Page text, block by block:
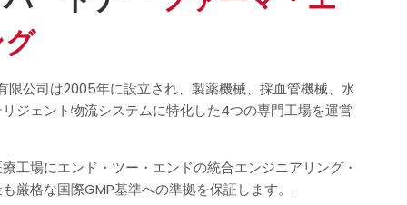
公司は2005年に設立され、製薬機械、採血管機械、水
ジェント物流システムに特化した4つの専門工場を運営
工場にエンド・ツー・エンドの統合エンジニアリング・
厳格な国際GMP基準への準拠を保証します。.